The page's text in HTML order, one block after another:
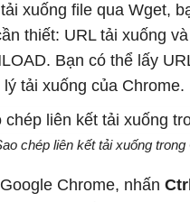
xuống file qua Wget,
thiết: URL tải xuống
Bạn có thể lấy
tải xuống của Chrome.
chép liên kết tải xuống trong
Chrome, nhấn